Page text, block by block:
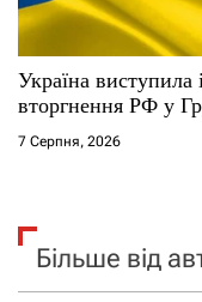
Україна виступила
вторгнення РФ у
7 Серпня, 2026
Більше від